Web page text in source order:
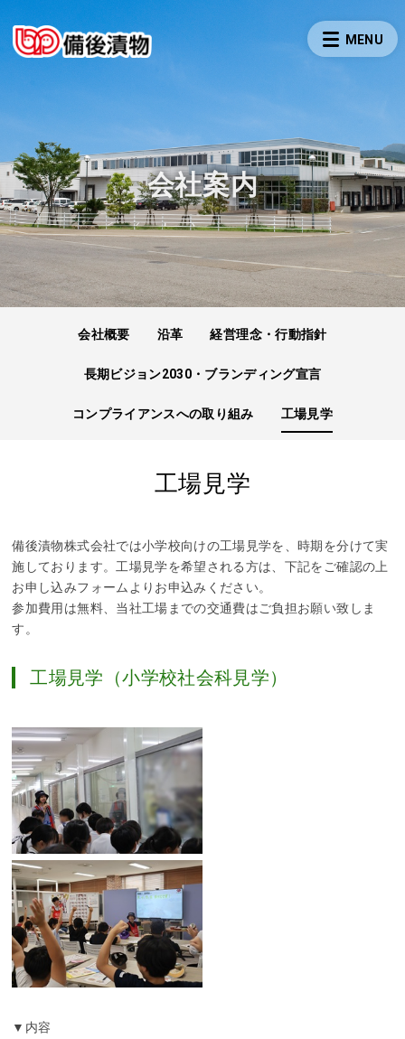
会社案内
会社概要 沿革 経営理念・行動指針
長期ビジョン2030・ブランディング宣言
コンプライアンスへの取り組み 工場見学
工場見学
備後漬物株式会社では小学校向けの工場見学を、時期を分けて実
施しております。工場見学を希望される方は、下記をご確認の上
お申し込みフォームよりお申込みください。
参加費用は無料、当社工場までの交通費はご負担お願い致しま
す。
工場見学（小学校社会科見学）
▼内容